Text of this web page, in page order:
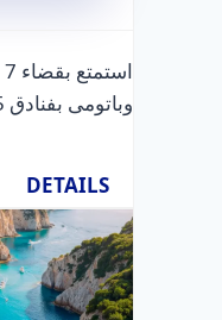
وباتومى بفنادق 5 نجوم فاخره
DETAILS